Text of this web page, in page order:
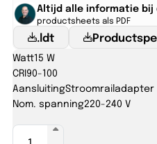
Altijd alle informatie bij
productsheets als PDF
.ldt
Watt15 W
CRI90-100
AansluitingStroomrailadapter
Nom. spanning220-240 V
PROPUS